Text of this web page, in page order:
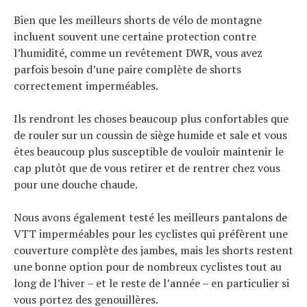
Bien que les meilleurs shorts de vélo de montagne
incluent souvent une certaine protection contre
l’humidité, comme un revêtement DWR, vous avez
parfois besoin d’une paire complète de shorts
correctement imperméables.
Ils rendront les choses beaucoup plus confortables que
de rouler sur un coussin de siège humide et sale et vous
êtes beaucoup plus susceptible de vouloir maintenir le
cap plutôt que de vous retirer et de rentrer chez vous
pour une douche chaude.
Nous avons également testé les meilleurs pantalons de
VTT imperméables pour les cyclistes qui préfèrent une
couverture complète des jambes, mais les shorts restent
une bonne option pour de nombreux cyclistes tout au
long de l’hiver – et le reste de l’année – en particulier si
vous portez des genouillères.